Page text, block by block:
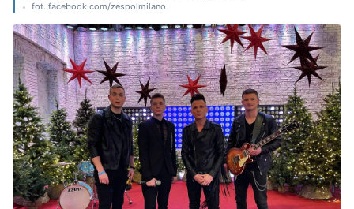
fot. facebook.com/zespolmilano